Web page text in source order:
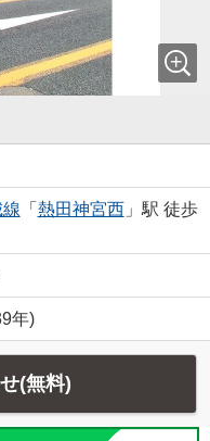
「 熱田神宮西」駅 徒歩
年)
(無料)